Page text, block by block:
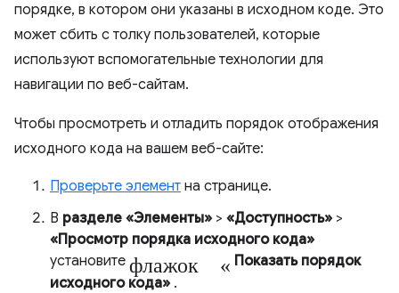
порядке, в котором они указаны в исходном коде. Это
может сбить с толку пользователей, которые
используют вспомогательные технологии для
навигации по веб-сайтам.
Чтобы просмотреть и отладить порядок отображения
исходного кода на вашем веб-сайте:
Проверьте элемент на странице.
В разделе «Элементы» > «Доступность» >
«Просмотр порядка исходного кода»
установите флажок « Показать порядок
исходного кода» .